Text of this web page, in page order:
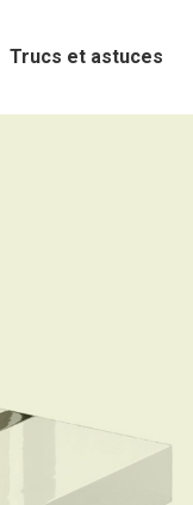
Trucs et astuces